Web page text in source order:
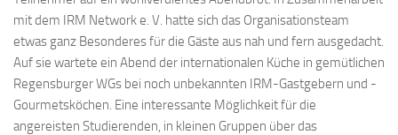
mit dem IRM Network e. V. hatte sich das Organisationsteam
etwas ganz Besonderes für die Gäste aus nah und fern ausgedacht.
Auf sie wartete ein Abend der internationalen Küche in gemütlichen
Regensburger WGs bei noch unbekannten IRM-Gastgebern und -
Gourmetsköchen. Eine interessante Möglichkeit für die
angereisten Studierenden, in kleinen Gruppen über das